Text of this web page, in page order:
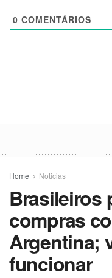
0 COMENTÁRIOS
Home Noticias
Brasileiros
compras
Argentina;
funcionar